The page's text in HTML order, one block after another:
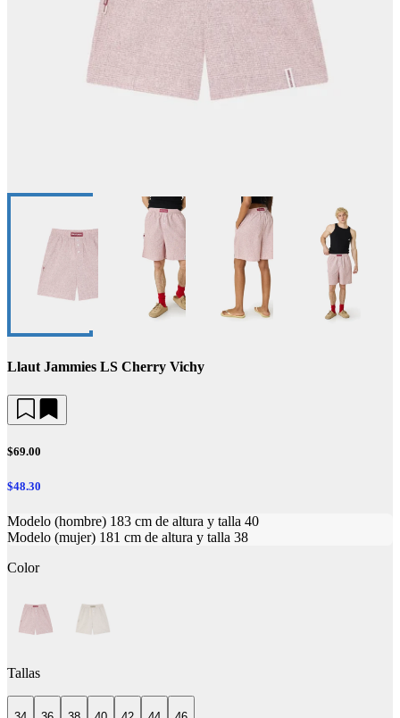
Llaut Jammies LS Cherry Vichy
$69.00
$48.30
Modelo (hombre) 183 cm de altura y talla 40
Modelo (mujer) 181 cm de altura y talla 38
Color
Tallas